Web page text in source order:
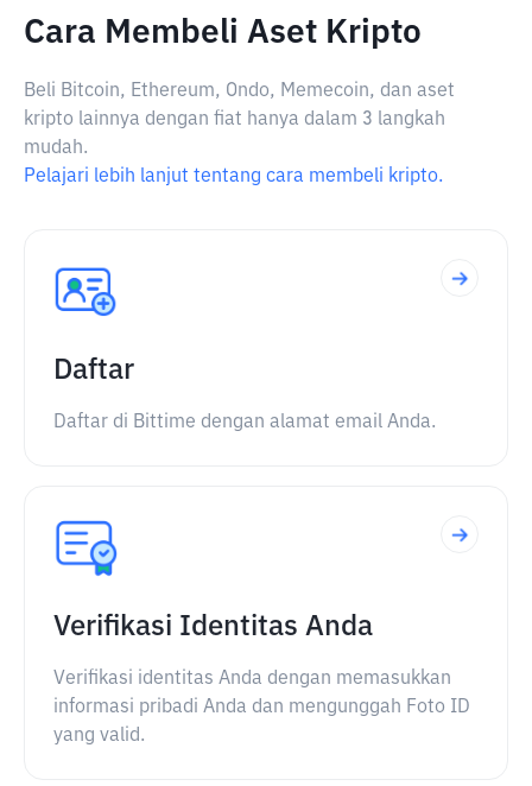
Cara Membeli Aset Kripto
Beli Bitcoin, Ethereum, Ondo, Memecoin, dan aset
kripto lainnya dengan fiat hanya dalam 3 langkah
mudah.
Pelajari lebih lanjut tentang cara membeli kripto.
Daftar
Daftar di Bittime dengan alamat email Anda.
Verifikasi Identitas Anda
Verifikasi identitas Anda dengan memasukkan
informasi pribadi Anda dan mengunggah Foto ID
yang valid.